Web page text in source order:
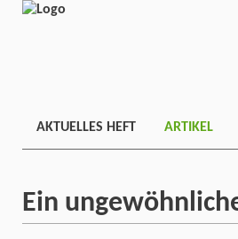
AKTUELLES HEFT ARTIKEL
Ein